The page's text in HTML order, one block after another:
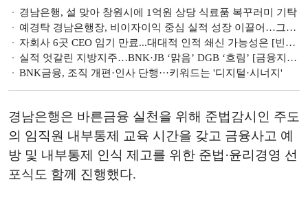
경남은행, 설 맞아 창원시에 1억원 상당 식료품 복꾸러미 기탁
예경탁 경남은행장, 비이자이익 중심 실적 성장 이끌어…그룹 순익 기여도↑ [금융사 2024 3분기 실적]
자회사 6곳 CEO 임기 만료...대대적 인적 쇄신 가능성은 [빈대인 2기 BNK 미리보기]
실적 엇갈린 지방지주…BNK·JB ‘맑음’ DGB ‘흐림’ [금융지주 실적 미리보기]
BNK금융, 조직 개편·인사 단행···키워드는 '디지털·시너지'
경남은행은 바른금융 실천을 위해 준법감시인 주도
의 임직원 내부통제 교육 시간을 갖고 금융사고 예
방 및 내부통제 인식 제고를 위한 준법·윤리경영 선
포식도 함께 진행했다.